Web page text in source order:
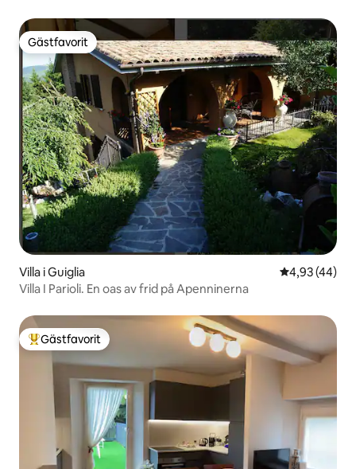
Gästfavorit
Gästfavorit
Villa i Guiglia 4,93 av 5 i
4,93 (44)
Villa I Parioli. En oas av frid på Apenninerna
Populär gästfavorit
Gästfavorit